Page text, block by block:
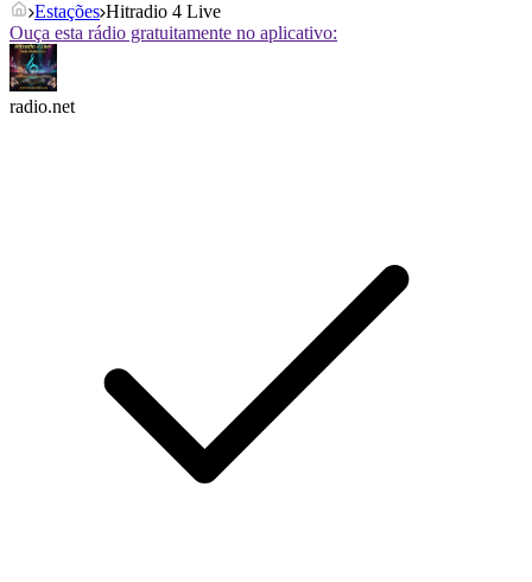
Estações Hitradio 4 Live
Ouça esta rádio gratuitamente no aplicativo:
radio.net